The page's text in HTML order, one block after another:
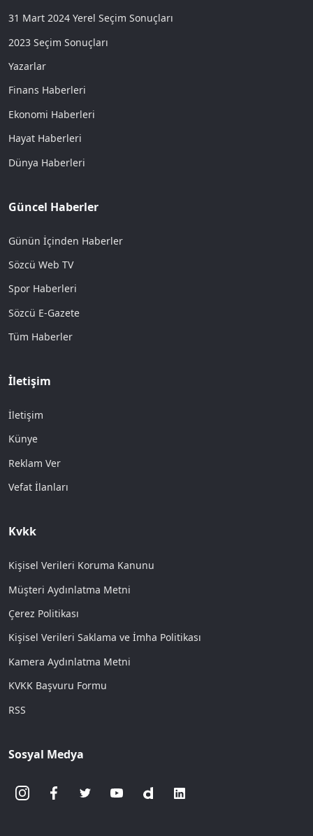
31 Mart 2024 Yerel Seçim Sonuçları
2023 Seçim Sonuçları
Yazarlar
Finans Haberleri
Ekonomi Haberleri
Hayat Haberleri
Dünya Haberleri
Güncel Haberler
Günün İçinden Haberler
Sözcü Web TV
Spor Haberleri
Sözcü E-Gazete
Tüm Haberler
İletişim
İletişim
Künye
Reklam Ver
Vefat İlanları
Kvkk
Kişisel Verileri Koruma Kanunu
Müşteri Aydınlatma Metni
Çerez Politikası
Kişisel Verileri Saklama ve İmha Politikası
Kamera Aydınlatma Metni
KVKK Başvuru Formu
RSS
Sosyal Medya